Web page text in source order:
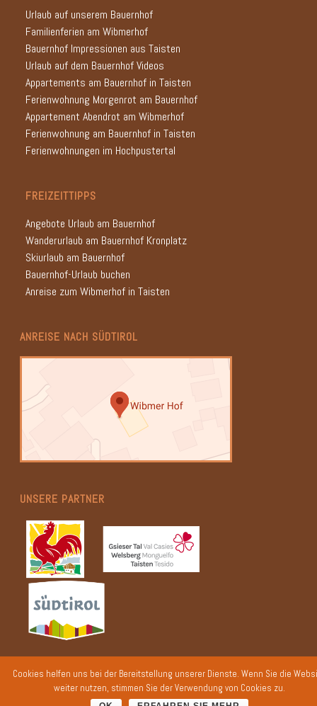
Urlaub auf unserem Bauernhof
Familienferien am Wibmerhof
Bauernhof Impressionen aus Taisten
Urlaub auf dem Bauernhof Videos
Appartements am Bauernhof in Taisten
Ferienwohnung Morgenrot am Bauernhof
Appartement Abendrot am Wibmerhof
Ferienwohnung am Bauernhof in Taisten
Ferienwohnungen im Hochpustertal
FREIZEITTIPPS
Angebote Urlaub am Bauernhof
Wanderurlaub am Bauernhof Kronplatz
Skiurlaub am Bauernhof
Bauernhof-Urlaub buchen
Anreise zum Wibmerhof in Taisten
ANREISE NACH SÜDTIROL
UNSERE PARTNER
Datenschutz - Privacy Policy·Cookies· © webdesign by
Cookies helfen uns bei der Bereitstellung unserer Dienste. Wenn Sie die
weiter nutzen, stimmen Sie der Verwendung von Cookies zu.